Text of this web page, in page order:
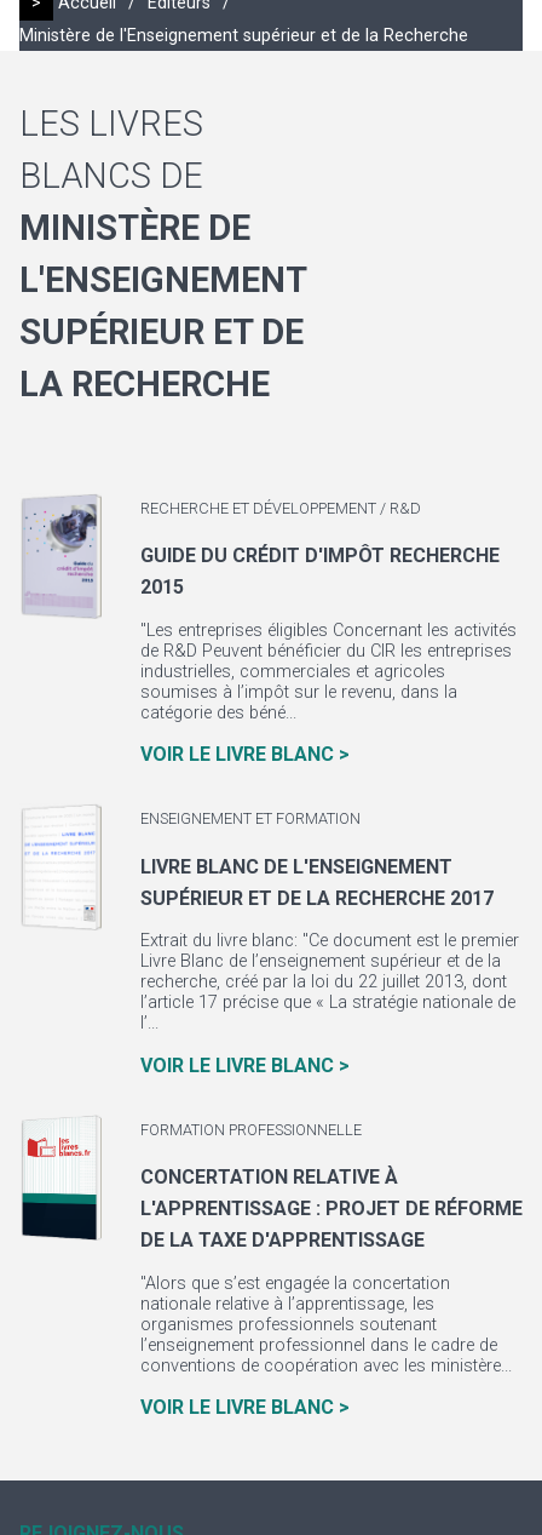
Ministère de l'Enseignement supérieur et de la Recherche
LES LIVRES
BLANCS DE
MINISTÈRE DE
L'ENSEIGNEMENT
SUPÉRIEUR ET DE
LA RECHERCHE
RECHERCHE ET DÉVELOPPEMENT / R&D
GUIDE DU CRÉDIT D'IMPÔT RECHERCHE
2015
"Les entreprises éligibles Concernant les activités
de R&D Peuvent bénéficier du CIR les entreprises
industrielles, commerciales et agricoles
soumises à l’impôt sur le revenu, dans la
catégorie des béné...
VOIR LE LIVRE BLANC >
ENSEIGNEMENT ET FORMATION
LIVRE BLANC DE L'ENSEIGNEMENT
SUPÉRIEUR ET DE LA RECHERCHE 2017
Extrait du livre blanc: "Ce document est le premier
Livre Blanc de l’enseignement supérieur et de la
recherche, créé par la loi du 22 juillet 2013, dont
l’article 17 précise que « La stratégie nationale de
l’...
VOIR LE LIVRE BLANC >
FORMATION PROFESSIONNELLE
CONCERTATION RELATIVE À
L'APPRENTISSAGE : PROJET DE RÉFORME
DE LA TAXE D'APPRENTISSAGE
"Alors que s’est engagée la concertation
nationale relative à l’apprentissage, les
organismes professionnels soutenant
l’enseignement professionnel dans le cadre de
conventions de coopération avec les ministère...
VOIR LE LIVRE BLANC >